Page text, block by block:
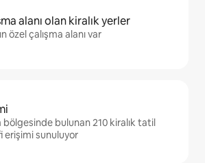
alanı olan kiralık yerler
özel çalışma alanı var
bulunan 210 kiralık tatil
erişimi sunuluyor